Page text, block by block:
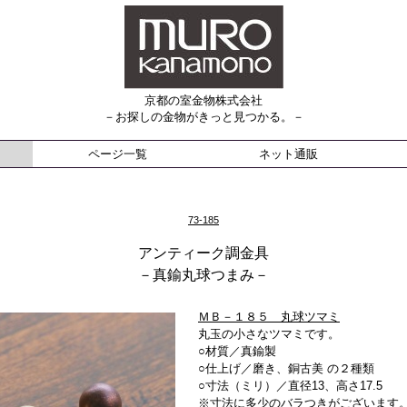
京都の室金物株式会社
－お探しの金物がきっと見つかる。－
ページ一覧 ネット通販
73-185
アンティーク調金具
－真鍮丸球つまみ－
ＭＢ－１８５ 丸球ツマミ
丸玉の小さなツマミです。
○材質／真鍮製
○仕上げ／磨き、銅古美 の２種類
○寸法（ミリ）／直径13、高さ17.5
※寸法に多少のバラつきがございます